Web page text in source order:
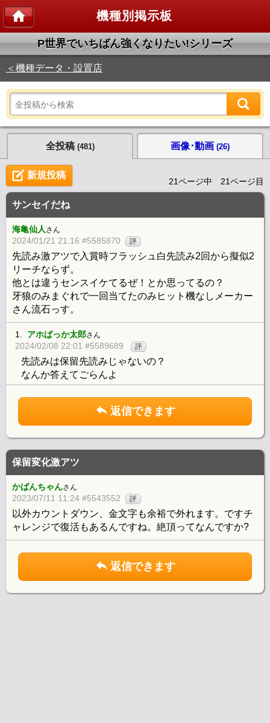
機種別掲示板
P世界でいちばん強くなりたい!シリーズ
＜機種データ・設置店
全投稿 (481) 画像･動画 (26)
新規投稿
21ページ中 21ページ目
サンセイだね
海亀仙人さん
2024/01/21 21:16 #5585870 評
先読み激アツで入賞時フラッシュ白先読み2回から擬似2
リーチならず。
他とは違うセンスイケてるぜ！とか思ってるの？
牙狼のみまぐれで一回当てたのみヒット機なしメーカー
さん流石っす。
1. アホばっか太郎さん
2024/02/08 22:01 #5589689 評
先読みは保留先読みじゃないの？
なんか答えてごらんよ
返信できます
保留変化激アツ
かばんちゃんさん
2023/07/11 11:24 #5543552 評
以外カウントダウン、金文字も余裕で外れます。ですチ
ャレンジで復活もあるんですね。絶頂ってなんですか?
返信できます